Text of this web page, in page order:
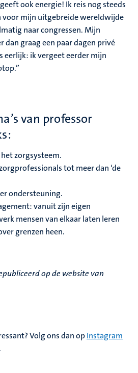
ook energie! Ik reis nog steeds
voor mijn uitgebreide wereldwijde
naar congressen. Mijn
dan graag een paar dagen privé
eerlijk: ik vergeet eerder mijn
van professor
zorgsysteem.
tot meer dan ‘de
ondersteuning.
vanuit zijn eigen
mensen van elkaar laten leren
grenzen heen.
op de website van
Volg ons dan opInstagram